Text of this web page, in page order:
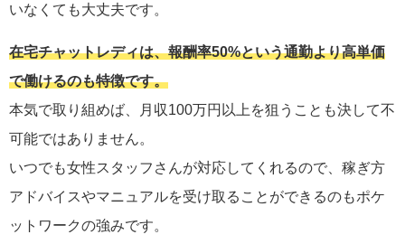
いなくても大丈夫です。
在宅チャットレディは、報酬率50%という通勤より高単価
で働けるのも特徴です。
本気で取り組めば、月収100万円以上を狙うことも決して不
可能ではありません。
いつでも女性スタッフさんが対応してくれるので、稼ぎ方
アドバイスやマニュアルを受け取ることができるのもポケ
ットワークの強みです。